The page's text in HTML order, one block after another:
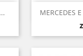
MERCEDES
